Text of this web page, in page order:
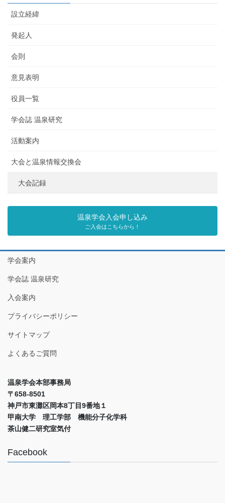
設立経緯
発起人
会則
意見表明
役員一覧
学会誌 温泉研究
活動案内
大会と温泉情報交換会
大会記録
温泉学会入会申し込み
ご入会はこちらから！
学会案内
学会誌 温泉研究
入会案内
プライバシーポリシー
サイトマップ
よくあるご質問
温泉学会本部事務局
〒658-8501
神戸市東灘区岡本8丁目9番地１
甲南大学 理工学部 機能分子化学科
茶山健二研究室気付
Facebook